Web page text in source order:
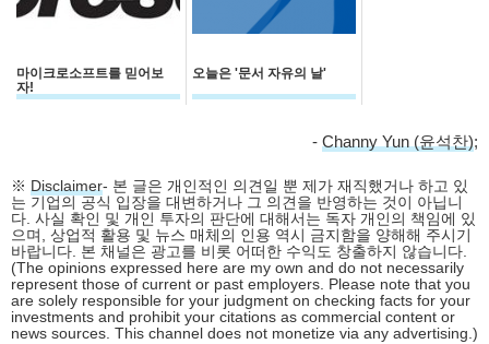
마이크로소프트를 믿어보
자!
오늘은 '문서 자유의 날'
- Channy Yun (윤석찬);
※ Disclaimer- 본 글은 개인적인 의견일 뿐 제가 재직했거나 하고 있
는 기업의 공식 입장을 대변하거나 그 의견을 반영하는 것이 아닙니
다. 사실 확인 및 개인 투자의 판단에 대해서는 독자 개인의 책임에 있
으며, 상업적 활용 및 뉴스 매체의 인용 역시 금지함을 양해해 주시기
바랍니다. 본 채널은 광고를 비롯 어떠한 수익도 창출하지 않습니다.
(The opinions expressed here are my own and do not necessarily
represent those of current or past employers. Please note that you
are solely responsible for your judgment on checking facts for your
investments and prohibit your citations as commercial content or
news sources. This channel does not monetize via any advertising.)